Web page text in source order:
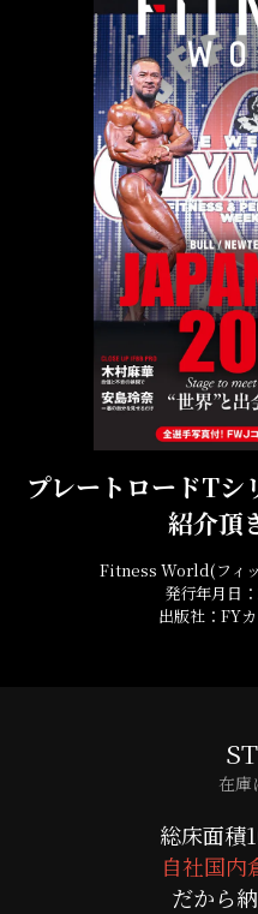
プレートロードTシ
紹介頂
Fitness World(フィ
発行年月日
出版社：FY
在庫
総床面積
自社国内
だから